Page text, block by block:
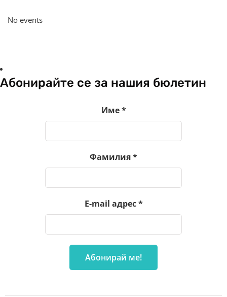
No events
Абонирайте се за нашия бюлетин
Име*
Фамилия*
E-mail адрес*